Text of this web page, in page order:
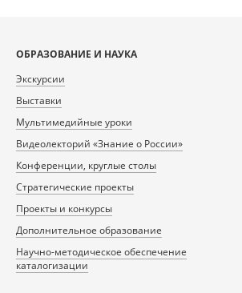
ОБРАЗОВАНИЕ И НАУКА
Экскурсии
Выставки
Мультимедийные уроки
Видеолекторий «Знание о России»
Конференции, круглые столы
Стратегические проекты
Проекты и конкурсы
Дополнительное образование
Научно-методическое обеспечение
каталогизации